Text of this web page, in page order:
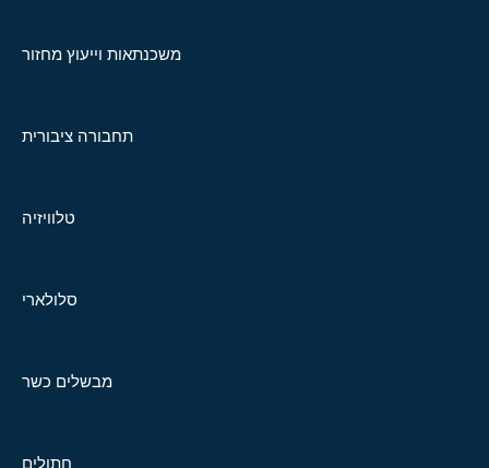
משכנתאות וייעוץ מחזור
תחבורה ציבורית
טלוויזיה
סלולארי
מבשלים כשר
חתולים